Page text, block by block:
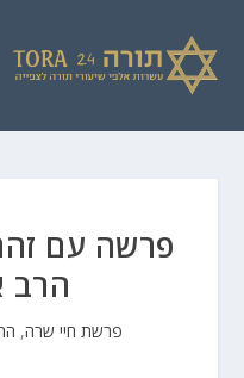
פרשה עם
הרב
פרשת חיי שרה,